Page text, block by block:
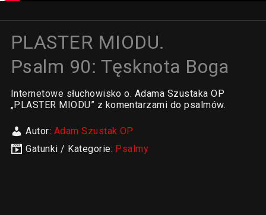
PLASTER MIODU.
Psalm 90: Tęsknota Boga
Internetowe słuchowisko o. Adama Szustaka OP
„PLASTER MIODU” z komentarzami do psalmów.
Autor: Adam Szustak OP
Gatunki / Kategorie: Psalmy